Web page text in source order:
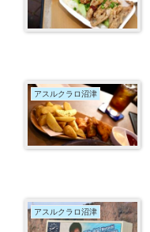
アスルクラロ沼津
アスルクラロ沼津